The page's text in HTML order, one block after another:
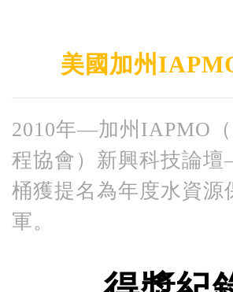
美國加州
2010年—加州IAPMO
程協會）新興科技論
桶獲提名為年度水資源
軍。